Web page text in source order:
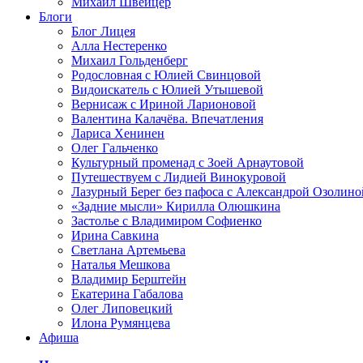
Блоги
Блог Лицея
Алла Нестеренко
Михаил Гольденберг
Родословная с Юлией Свинцовой
Видоискатель с Юлией Утышевой
Вернисаж с Ириной Ларионовой
Валентина Калачёва. Впечатления
Лариса Хенинен
Олег Гальченко
Культурный променад с Зоей Арнаутовой
Путешествуем с Лидией Винокуровой
Лазурный Берег без пафоса с Александрой
«Задние мысли» Кирилла Олюшкина
Застолье с Владимиром Софиенко
Ирина Савкина
Светлана Артемьева
Наталья Мешкова
Владимир Берштейн
Екатерина Габалова
Олег Липовецкий
Илона Румянцева
Афиша